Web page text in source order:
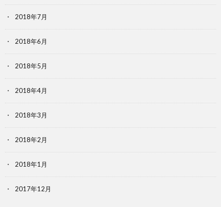
2018年7月
2018年6月
2018年5月
2018年4月
2018年3月
2018年2月
2018年1月
2017年12月